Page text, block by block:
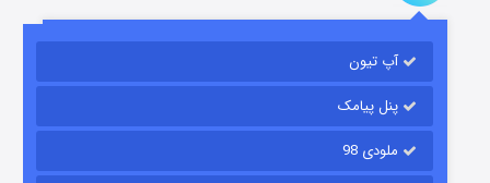
آپ تیون
پنل پیامک
ملودی 98